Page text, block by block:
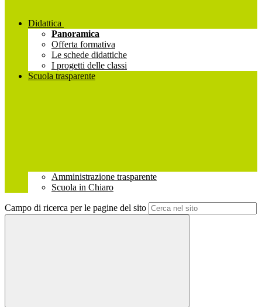
Didattica
Panoramica
Offerta formativa
Le schede didattiche
I progetti delle classi
Scuola trasparente
Amministrazione trasparente
Scuola in Chiaro
Campo di ricerca per le pagine del sito